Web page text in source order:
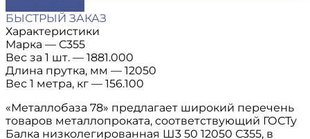
БЫСТРЫЙ ЗАКАЗ
Характеристики
Марка — С355
Вес за 1 шт. — 1881.000
Длина прутка, мм — 12050
Вес 1 метра, кг — 156.100
«Металлобаза 78» предлагает широкий перечень
товаров металлопроката, соответствующий ГОСТу
Балка низколегированная Ш3 50 12050 С355, в